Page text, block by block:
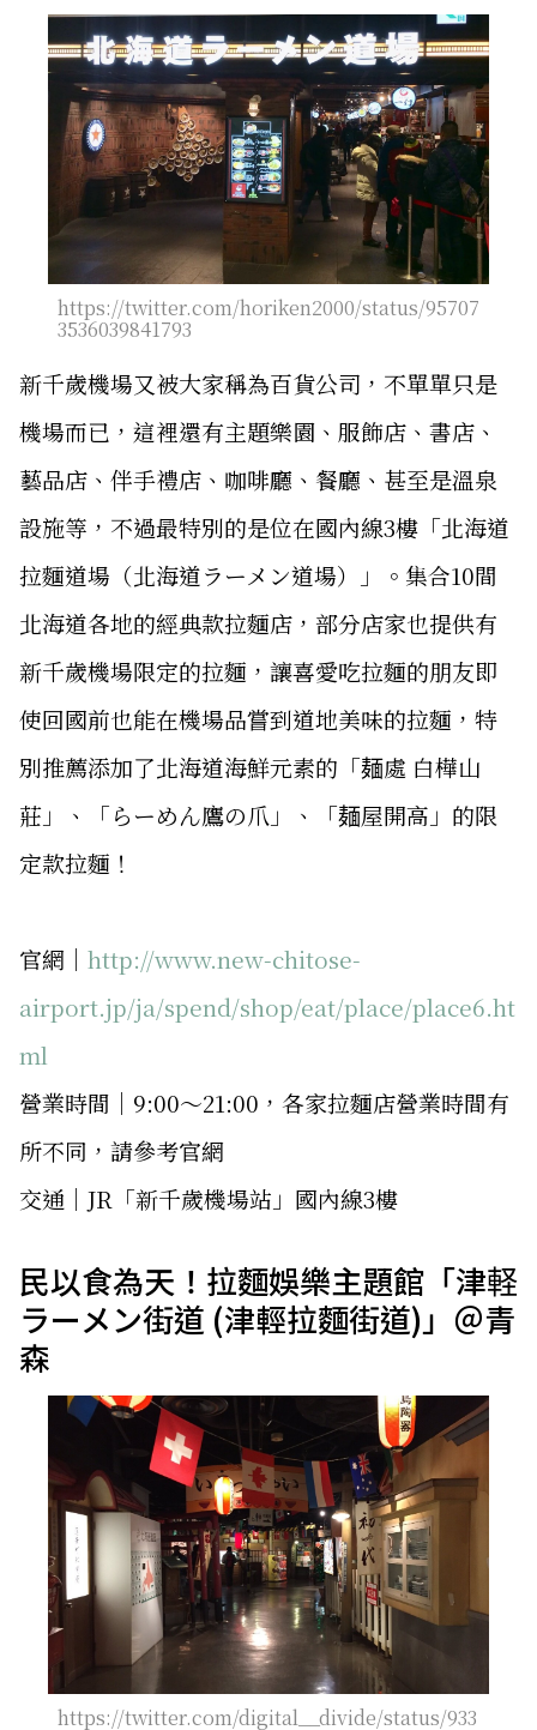
https://twitter.com/horiken2000/status/95707
3536039841793
新千歲機場又被大家稱為百貨公司，不單單只是
機場而已，這裡還有主題樂園、服飾店、書店、
藝品店、伴手禮店、咖啡廳、餐廳、甚至是溫泉
設施等，不過最特別的是位在國內線3樓「北海道
拉麵道場（北海道ラーメン道場）」。集合10間
北海道各地的經典款拉麵店，部分店家也提供有
新千歲機場限定的拉麵，讓喜愛吃拉麵的朋友即
使回國前也能在機場品嘗到道地美味的拉麵，特
別推薦添加了北海道海鮮元素的「麺處 白樺山
莊」、「らーめん鷹の爪」、「麺屋開高」的限
定款拉麵！
官網｜ http://www.new-chitose-
airport.jp/ja/spend/shop/eat/place/place6.ht
ml
營業時間｜9:00～21:00，各家拉麵店營業時間有
所不同，請參考官網
交通｜JR「新千歲機場站」國內線3樓
民以食為天！拉麵娛樂主題館「津軽
ラーメン街道 (津輕拉麵街道)」＠青
森
https://twitter.com/digital__divide/status/933